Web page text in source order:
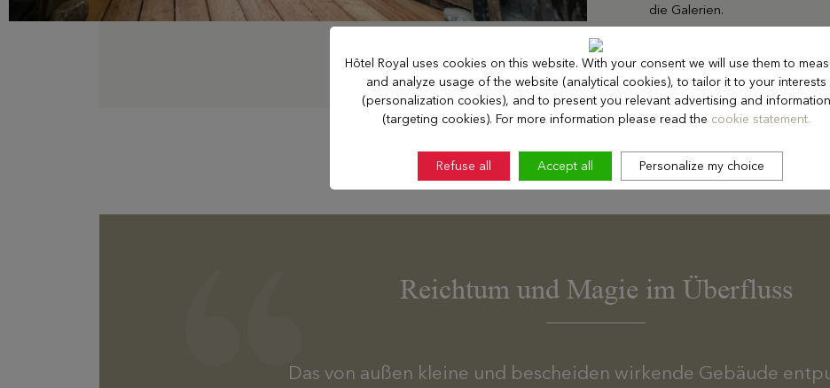
Hôtel La Verniaz
die Galerien.
Reichtum und Magie im Überfluss
Das von außen kleine und bescheiden wirkende Gebäude
Hôtel Royal uses cookies on this website. With your consent we will use them to
and analyze usage of the website (analytical cookies), to tailor it to your interests
(personalization cookies), and to present you relevant advertising and information
(targeting cookies). For more information please read the cookie statement.
Refuse all Accept all Personalize my choice